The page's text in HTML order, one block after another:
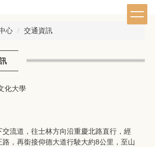
心 交通資訊
化大學
交流道，往士林方向沿重慶北路直行，經
，再銜接仰德大道行駛大約8公里，至山